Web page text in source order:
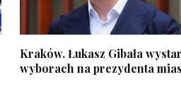
Kraków. Łukasz Gibała
wyborach na prezydenta